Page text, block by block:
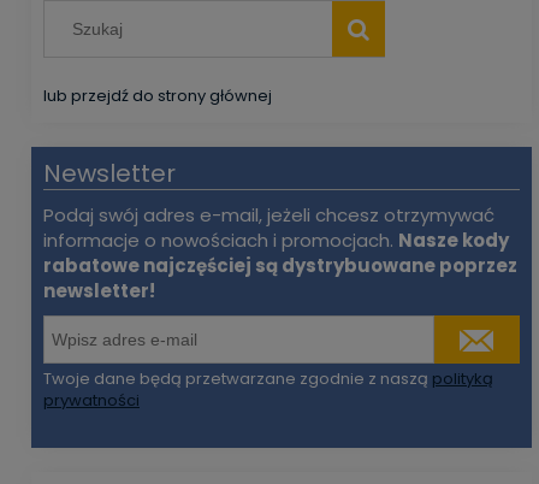
lub przejdź do strony głównej
Newsletter
Podaj swój adres e-mail, jeżeli chcesz otrzymywać
informacje o nowościach i promocjach. Nasze kody
rabatowe najczęściej są dystrybuowane poprzez
newsletter!
Twoje dane będą przetwarzane zgodnie z naszą polityką
prywatności